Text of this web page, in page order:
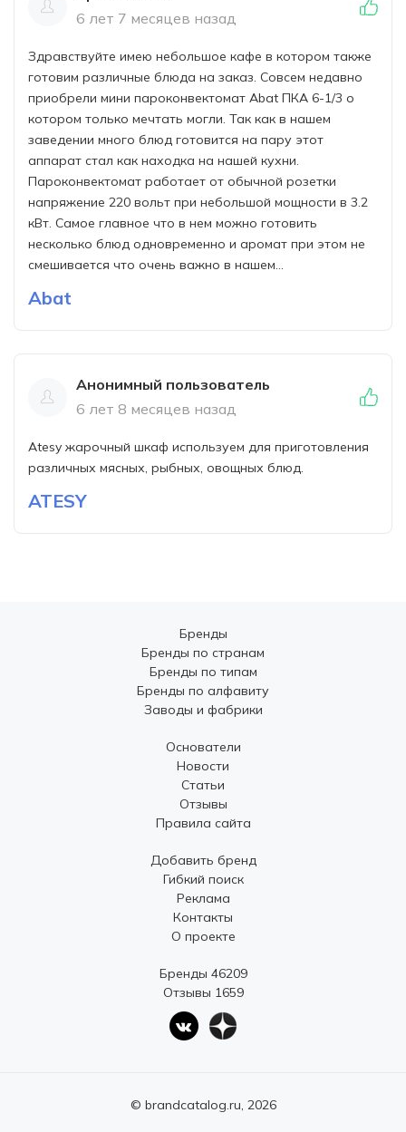
6 лет 7 месяцев назад
Здравствуйте имею небольшое кафе в котором также
готовим различные блюда на заказ. Совсем недавно
приобрели мини пароконвектомат Abat ПКА 6-1/3 о
котором только мечтать могли. Так как в нашем
заведении много блюд готовится на пару этот
аппарат стал как находка на нашей кухни.
Пароконвектомат работает от обычной розетки
напряжение 220 вольт при небольшой мощности в 3.2
кВт. Самое главное что в нем можно готовить
несколько блюд одновременно и аромат при этом не
смешивается что очень важно в нашем...
Abat
Анонимный пользователь
6 лет 8 месяцев назад
Atesy жарочный шкаф используем для приготовления
различных мясных, рыбных, овощных блюд.
ATESY
Бренды
Бренды по странам
Бренды по типам
Бренды по алфавиту
Заводы и фабрики
Основатели
Новости
Статьи
Отзывы
Правила сайта
Добавить бренд
Гибкий поиск
Реклама
Контакты
О проекте
Бренды 46209
Отзывы 1659
© brandcatalog.ru, 2026